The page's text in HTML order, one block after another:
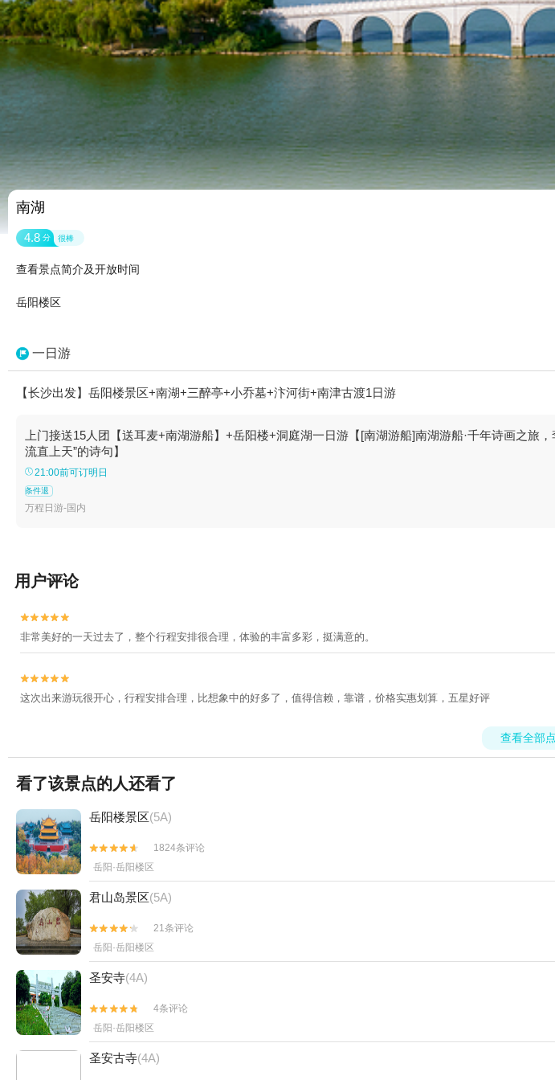
南湖
4.8 分 很棒
查看景点简介及开放时间
岳阳楼区
一日游
【长沙出发】岳阳楼景区+南湖+三醉亭+小乔墓+汴河街+南津古渡1日游
上门接送15人团【送耳麦+南湖游船】+岳阳楼+洞庭湖一日游【[南湖游船]南湖游船·千年诗画之旅
流直上天”的诗句】
21:00前可订明日
条件退
万程日游-国内
用户评论


非常美好的一天过去了，整个行程安排很合理，体验的丰富多彩，挺满意的。


这次出来游玩很开心，行程安排合理，比想象中的好多了，值得信赖，靠谱，价格实惠划算，五星好评
查看全部
看了该景点的人还看了
岳阳楼景区(5A)


1824条评论
岳阳·岳阳楼区
君山岛景区(5A)


21条评论
岳阳·岳阳楼区
圣安寺(4A)


4条评论
岳阳·岳阳楼区
圣安古寺(4A)